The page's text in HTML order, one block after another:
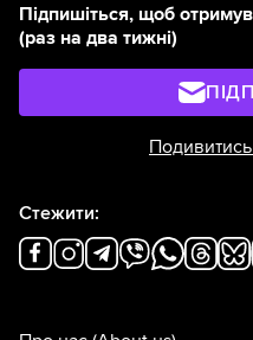
Підпишіться, щоб
(раз на два тижні)
Стежити: